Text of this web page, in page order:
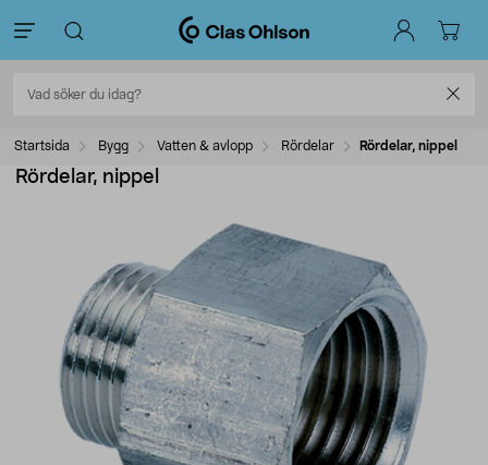
Startsida Bygg Vatten & avlopp Rördelar Rördelar, nippel
Rördelar, nippel